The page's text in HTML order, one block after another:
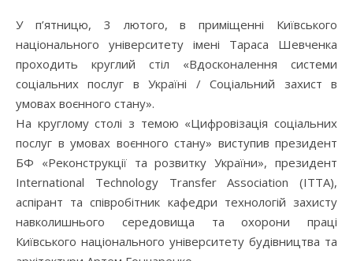
У п’ятницю, 3 лютого, в приміщенні Київського
національного університету імені Тараса Шевченка
проходить круглий стіл «Вдосконалення системи
соціальних послуг в Україні / Соціальний захист в
умовах воєнного стану».
На круглому столі з темою «Цифровізація соціальних
послуг в умовах воєнного стану» виступив президент
БФ «Реконструкції та розвитку України», президент
International Technology Transfer Association (ІТТА),
аспірант та співробітник кафедри технологій захисту
навколишнього середовища та охорони праці
Київського національного університету будівництва та